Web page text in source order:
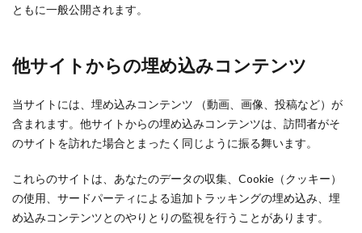
ともに一般公開されます。
他サイトからの埋め込みコンテンツ
当サイトには、埋め込みコンテンツ （動画、画像、投稿など）が
含まれます。他サイトからの埋め込みコンテンツは、訪問者がそ
のサイトを訪れた場合とまったく同じように振る舞います。
これらのサイトは、あなたのデータの収集、Cookie（クッキー）
の使用、サードパーティによる追加トラッキングの埋め込み、埋
め込みコンテンツとのやりとりの監視を行うことがあります。